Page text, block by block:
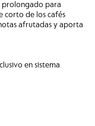
prolongado para
corto de los cafés
afrutadas y aporta
en sistema